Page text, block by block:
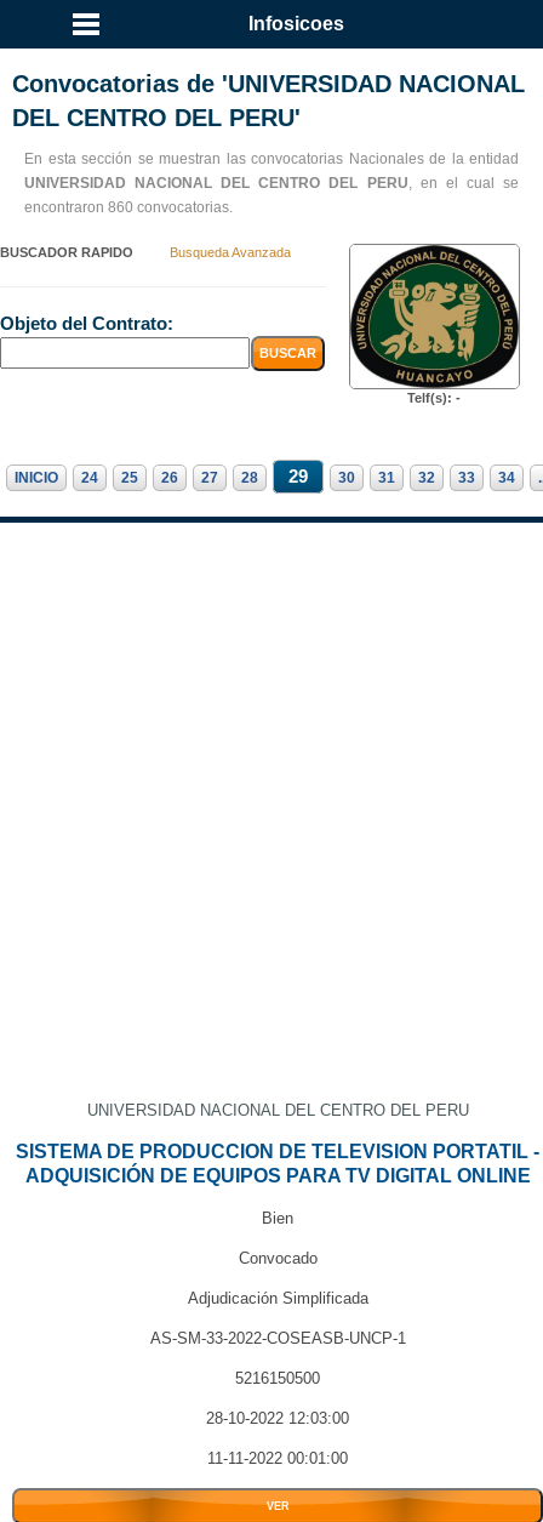
Infosicoes
Convocatorias de 'UNIVERSIDAD NACIONAL
DEL CENTRO DEL PERU'
En esta sección se muestran las convocatorias Nacionales de la entidad
UNIVERSIDAD NACIONAL DEL CENTRO DEL PERU, en el cual se
encontraron 860 convocatorias.
BUSCADOR RAPIDO Busqueda Avanzada
Objeto del Contrato:
Telf(s): -
INICIO 24 25 26 27 28 29 30 31 32 33 34
UNIVERSIDAD NACIONAL DEL CENTRO DEL PERU
SISTEMA DE PRODUCCION DE TELEVISION PORTATIL -
ADQUISICIÓN DE EQUIPOS PARA TV DIGITAL ONLINE
Bien
Convocado
Adjudicación Simplificada
AS-SM-33-2022-COSEASB-UNCP-1
5216150500
28-10-2022 12:03:00
11-11-2022 00:01:00
VER